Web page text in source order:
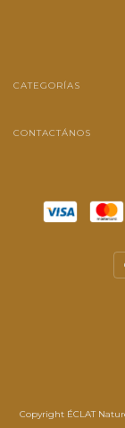
CATEGORÍAS
CONTACTÁNOS
Copyright ÉCLAT